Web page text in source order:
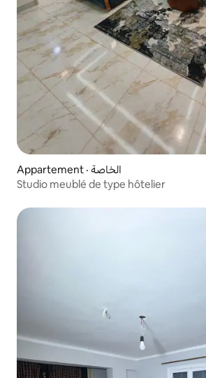
Appartement · الخاصة
Studio meublé de type hôtelier